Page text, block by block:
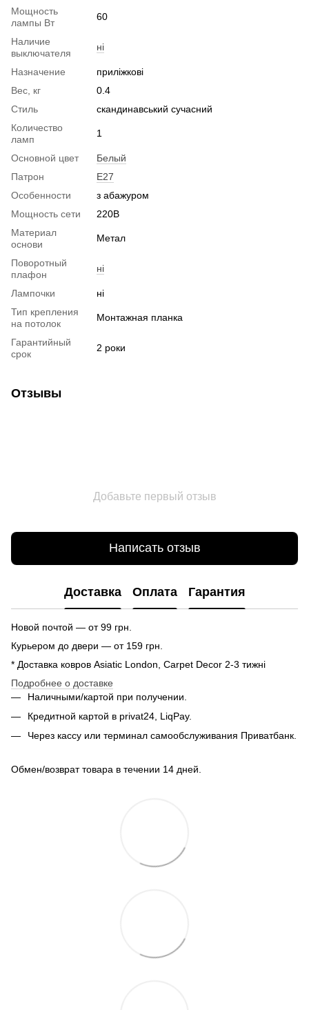
Мощность
лампы Вт
60
Наличие
выключателя
ні
Назначение
приліжкові
Вес, кг
0.4
Стиль
скандинавський сучасний
Количество
ламп
1
Основной цвет
Белый
Патрон
E27
Особенности
з абажуром
Мощность сети
220В
Материал
основи
Метал
Поворотный
плафон
ні
Лампочки
ні
Тип крепления
на потолок
Монтажная планка
Гарантийный
срок
2 роки
Отзывы
Добавьте первый отзыв
Написать отзыв
Доставка Оплата Гарантия
Новой почтой — от 99 грн.
Курьером до двери — от 159 грн.
* Доставка ковров Asiatic London, Carpet Decor 2-3 тижні
Подробнее о доставке
Наличными/картой при получении.
Кредитной картой в privat24, LiqPay.
Через кассу или терминал самообслуживания Приватбанк.
Обмен/возврат товара в течении 14 дней.